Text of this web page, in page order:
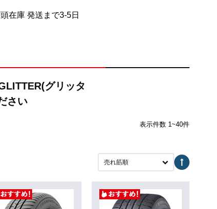
在庫 発送まで3-5日
グリッタ
さい
表示件数 1~40件
売れ筋順